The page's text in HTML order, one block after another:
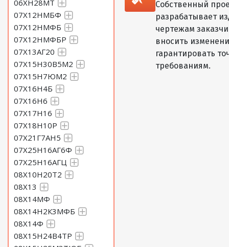
06ХН28МТ
07Х12НМБФ
07Х12НМФБ
07Х12НМФБР
07Х13АГ20
07Х15Н30В5М2
07Х15Н7ЮМ2
07Х16Н4Б
07Х16Н6
07Х17Н16
07Х18Н10Р
07Х21Г7АН5
07Х25Н16АГ6Ф
07Х25Н16АГЦ
08Х10Н20Т2
08Х13
08Х14МФ
08Х14Н2К3МФБ
08Х14Ф
08Х15Н24В4ТР
Собственный
разрабатывает
чертежам
вносить
гарантировать
требованиям.